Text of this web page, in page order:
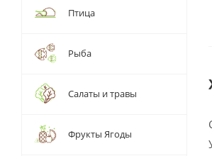
Птица
Рыба
Салаты и травы
Фрукты Ягоды